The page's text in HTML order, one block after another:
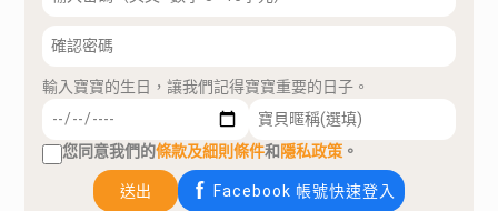
輸入寶寶的生日，讓我們記得寶寶重要的日子。
您同意我們的條款及細則條件和隱私政策 。
送出 Facebook 帳號快速登入